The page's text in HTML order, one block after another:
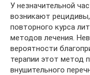
У незначительной
возникают
повторного курса
методов лечения.
вероятности
терапии этот метод
внушительного